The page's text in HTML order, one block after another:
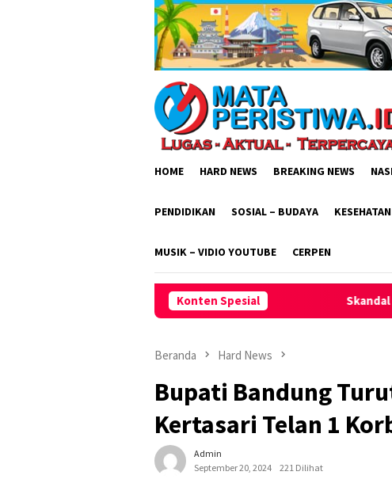
HOME HARD NEWS BREAKING NEWS
PENDIDIKAN SOSIAL – BUDAYA KESEHATAN
MUSIK – VIDIO YOUTUBE CERPEN
Konten Spesial
Skandal Irigasi Rp 3,54 Miliar D.I.
Beranda Hard News
Bupati Bandung
Kertasari Telan 1
Admin
September 20, 2024
221 Dilihat